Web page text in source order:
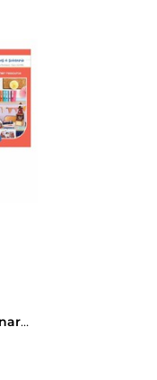
Les Espaces A Scenario : Livre + 2 Fichiers Cycle 2 Et Cycle 3